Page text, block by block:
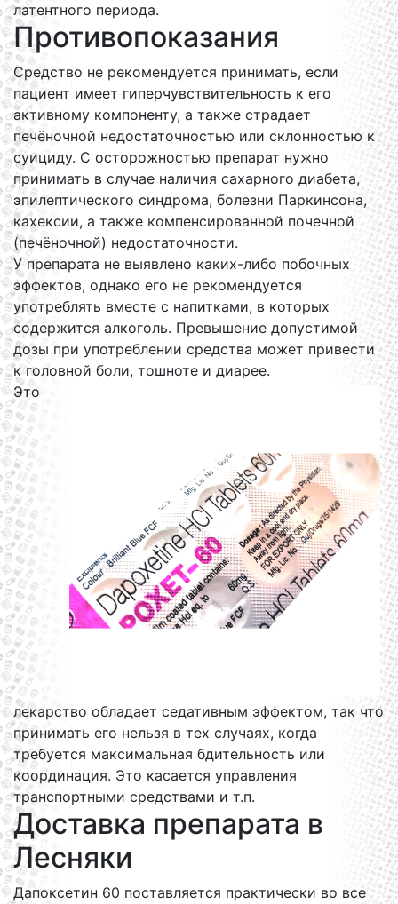
латентного периода.
Противопоказания
Средство не рекомендуется принимать, если
пациент имеет гиперчувствительность к его
активному компоненту, а также страдает
печёночной недостаточностью или склонностью к
суициду. С осторожностью препарат нужно
принимать в случае наличия сахарного диабета,
эпилептического синдрома, болезни Паркинсона,
кахексии, а также компенсированной почечной
(печёночной) недостаточности.
У препарата не выявлено каких-либо побочных
эффектов, однако его не рекомендуется
употреблять вместе с напитками, в которых
содержится алкоголь. Превышение допустимой
дозы при употреблении средства может привести
к головной боли, тошноте и диарее.
Это
лекарство обладает седативным эффектом, так что
принимать его нельзя в тех случаях, когда
требуется максимальная бдительность или
координация. Это касается управления
транспортными средствами и т.п.
Доставка препарата в
Лесняки
Дапоксетин 60 поставляется практически во все